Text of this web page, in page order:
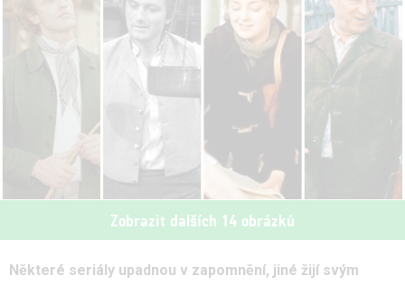
Zobrazit dalších 14 obrázků
Některé seriály upadnou v zapomnění, jiné žijí svým